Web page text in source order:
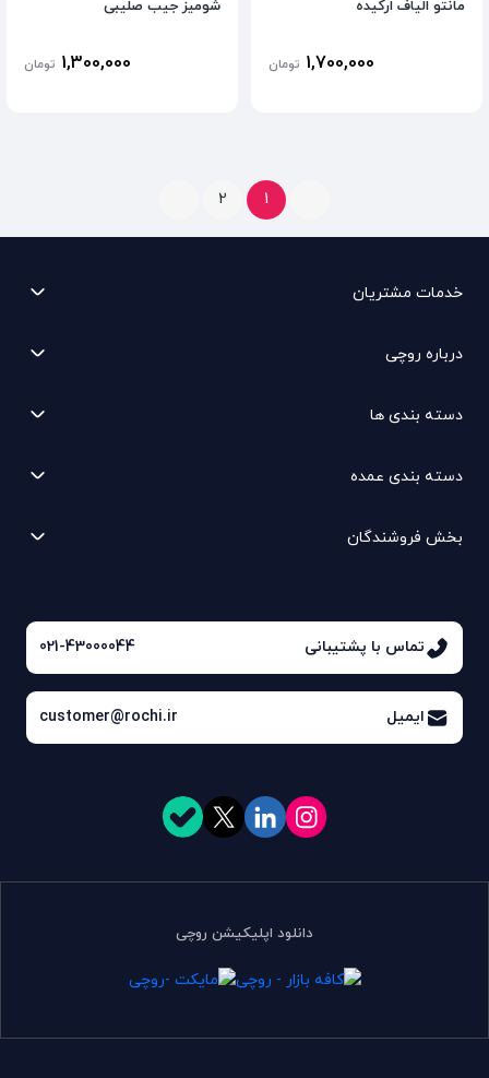
مانتو الیاف ارکیده
1,700,000 تومان
شومیز جیب صلیبی
1,300,000 تومان
1
2
خدمات مشتریان
درباره روچی
دسته بندی ها
دسته بندی عمده
بخش فروشندگان
تماس با پشتیبانی 021-43000044
ایمیل customer@rochi.ir
دانلود اپلیکیشن روچی